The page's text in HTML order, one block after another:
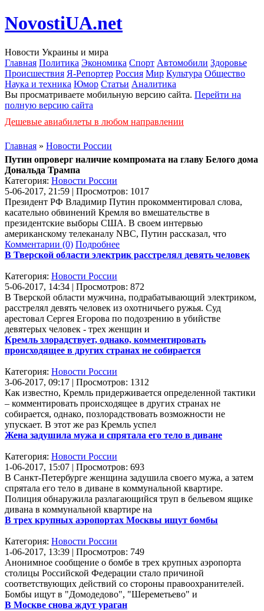
NovostiUA.net
Новости Украины и мира
Главная Политика Экономика Спорт Автомобили Здоровье
Происшествия Я-Репортер Россия Мир Культура Общество
Наука и техника Юмор Статьи Аналитика
Вы просматриваете мобильную версию сайта. Перейти на
полную версию сайта
Дешевые авиабилеты в любом направлении
Главная » Новости России
Путин опроверг наличие компромата на главу Белого дома
Дональда Трампа
Категория: Новости России
5-06-2017, 21:59 | Просмотров: 1017
Президент РФ Владимир Путин прокомментировал слова,
касательно обвинений Кремля во вмешательстве в
президентские выборы США. В своем интервью
американскому телеканалу NBC, Путин рассказал, что
Комментарии (0) Подробнее
В Тверской области электрик расстрелял девять человек
Категория: Новости России
5-06-2017, 14:34 | Просмотров: 872
В Тверской области мужчина, подрабатывающий электриком,
расстрелял девять человек из охотничьего ружья. Суд
арестовал Сергея Егорова по подозрению в убийстве
девятерых человек - трех женщин и
Кремль злорадствует, однако, комментировать
происходящее в других странах не собирается
Категория: Новости России
3-06-2017, 09:17 | Просмотров: 1312
Как известно, Кремль придерживается определенной тактики
– комментировать происходящее в других странах не
собирается, однако, позлорадствовать возможности не
упускает. В этот же раз Кремль успел
Жена задушила мужа и спрятала его тело в диване
Категория: Новости России
1-06-2017, 15:07 | Просмотров: 693
В Санкт-Петербурге женщина задушила своего мужа, а затем
спрятала его тело в диване в коммунальной квартире.
Полиция обнаружила разлагающийся труп в бельевом ящике
дивана в коммунальной квартире на
В трех крупных аэропортах Москвы ищут бомбы
Категория: Новости России
1-06-2017, 13:39 | Просмотров: 749
Анонимное сообщение о бомбе в трех крупных аэропорта
столицы Российской Федерации стало причиной
соответствующих действий со стороны правоохранителей.
Бомбы ищут в "Домодедово", "Шереметьево" и
В Москве снова ждут ураган